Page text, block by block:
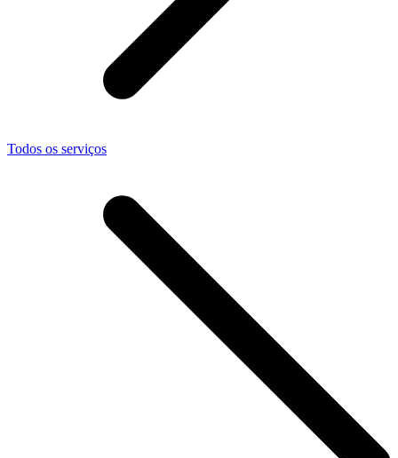
Todos os serviços